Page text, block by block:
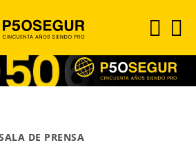
DE PRENSA